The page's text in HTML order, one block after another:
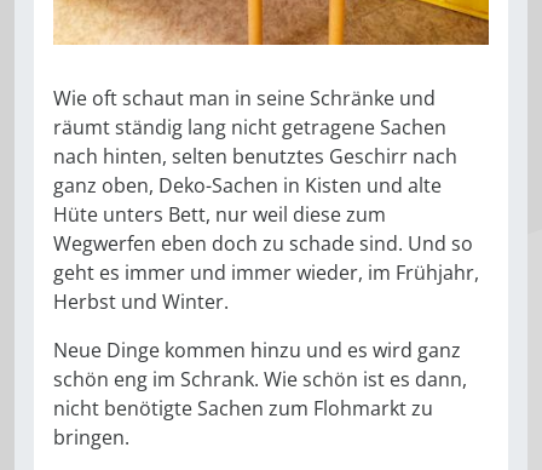
Wie oft schaut man in seine Schränke und
räumt ständig lang nicht getragene Sachen
nach hinten, selten benutztes Geschirr nach
ganz oben, Deko-Sachen in Kisten und alte
Hüte unters Bett, nur weil diese zum
Wegwerfen eben doch zu schade sind. Und so
geht es immer und immer wieder, im Frühjahr,
Herbst und Winter.
Neue Dinge kommen hinzu und es wird ganz
schön eng im Schrank. Wie schön ist es dann,
nicht benötigte Sachen zum Flohmarkt zu
bringen.